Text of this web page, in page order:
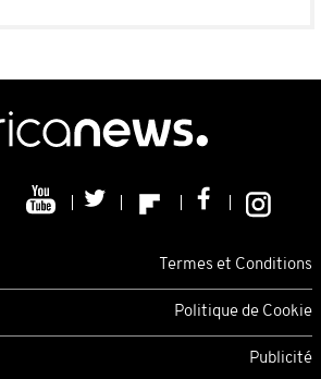
Termes et Conditions
Politique de Cookie
Publicité